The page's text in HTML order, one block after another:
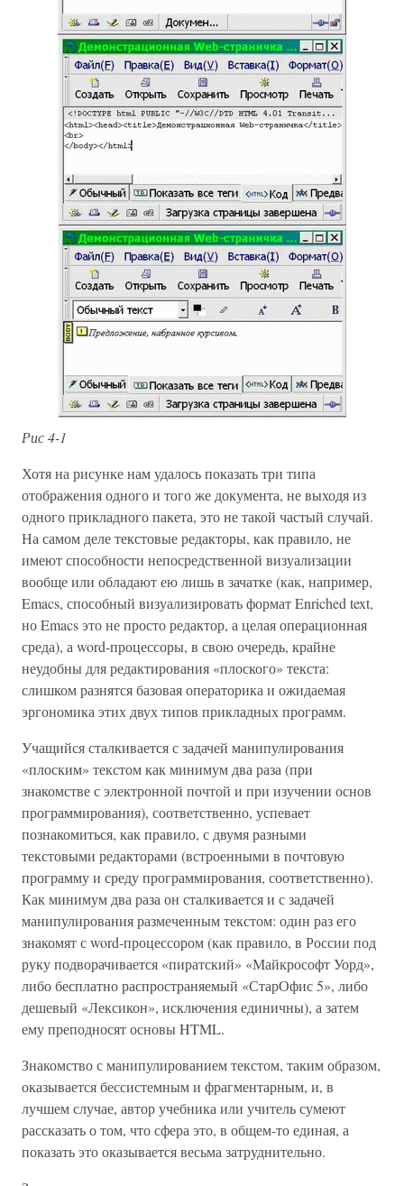
Рис 4-1
Хотя на рисунке нам удалось показать три типа
отображения одного и того же документа, не выходя из
одного прикладного пакета, это не такой частый случай.
На самом деле текстовые редакторы, как правило, не
имеют способности непосредственной визуализации
вообще или обладают ею лишь в зачатке (как, например,
Emacs, способный визуализировать формат Enriched text,
но Emacs это не просто редактор, а целая операционная
среда), а word-процессоры, в свою очередь, крайне
неудобны для редактирования «плоского» текста:
слишком разнятся базовая операторика и ожидаемая
эргономика этих двух типов прикладных программ.
Учащийся сталкивается с задачей манипулирования
«плоским» текстом как минимум два раза (при
знакомстве с электронной почтой и при изучении основ
программирования), соответственно, успевает
познакомиться, как правило, с двумя разными
текстовыми редакторами (встроенными в почтовую
программу и среду программирования, соответственно).
Как минимум два раза он сталкивается и с задачей
манипулирования размеченным текстом: один раз его
знакомят с word-процессором (как правило, в России под
руку подворачивается «пиратский» «Майкрософт Уорд»,
либо бесплатно распространяемый «СтарОфис 5», либо
дешевый «Лексикон», исключения единичны), а затем
ему преподносят основы HTML.
Знакомство с манипулированием текстом, таким образом,
оказывается бессистемным и фрагментарным, и, в
лучшем случае, автор учебника или учитель сумеют
рассказать о том, что сфера это, в общем-то единая, а
показать это оказывается весьма затруднительно.